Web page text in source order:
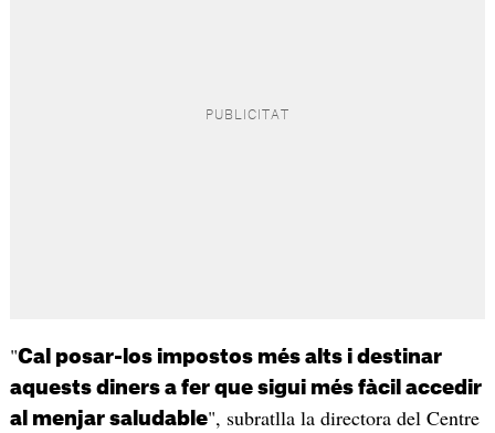
"Cal posar-los impostos més alts i destinar
aquests diners a fer que sigui més fàcil accedir
al menjar saludable", subratlla la directora del Centre